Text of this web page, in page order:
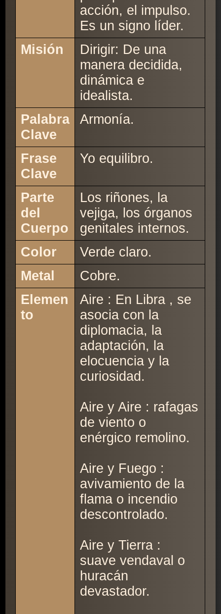
acción, el impulso.
Es un signo líder.
Misión
Dirigir: De una
manera decidida,
dinámica e
idealista.
Palabra
Clave
Armonía.
Frase
Clave
Yo equilibro.
Parte
del
Cuerpo
Los riñones, la
vejiga, los órganos
genitales internos.
Color
Verde claro.
Metal
Cobre.
Elemen
to
Aire : En Libra , se
asocia con la
diplomacia, la
adaptación, la
elocuencia y la
curiosidad.
Aire y Aire : rafagas
de viento o
enérgico remolino.
Aire y Fuego :
avivamiento de la
flama o incendio
descontrolado.
Aire y Tierra :
suave vendaval o
huracán
devastador.